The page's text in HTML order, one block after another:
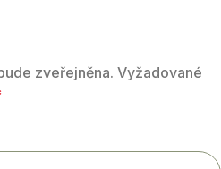
zveřejněna. Vyžadované